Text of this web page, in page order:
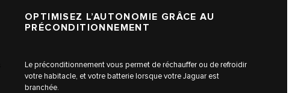
OPTIMISEZ L’AUTONOMIE GRÂCE AU
PRÉCONDITIONNEMENT
Le préconditionnement vous permet de réchauffer ou de refroidir
votre habitacle, et votre batterie lorsque votre Jaguar est
branchée.